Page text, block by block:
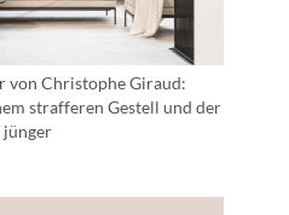
von Christophe Giraud:
strafferen Gestell und der